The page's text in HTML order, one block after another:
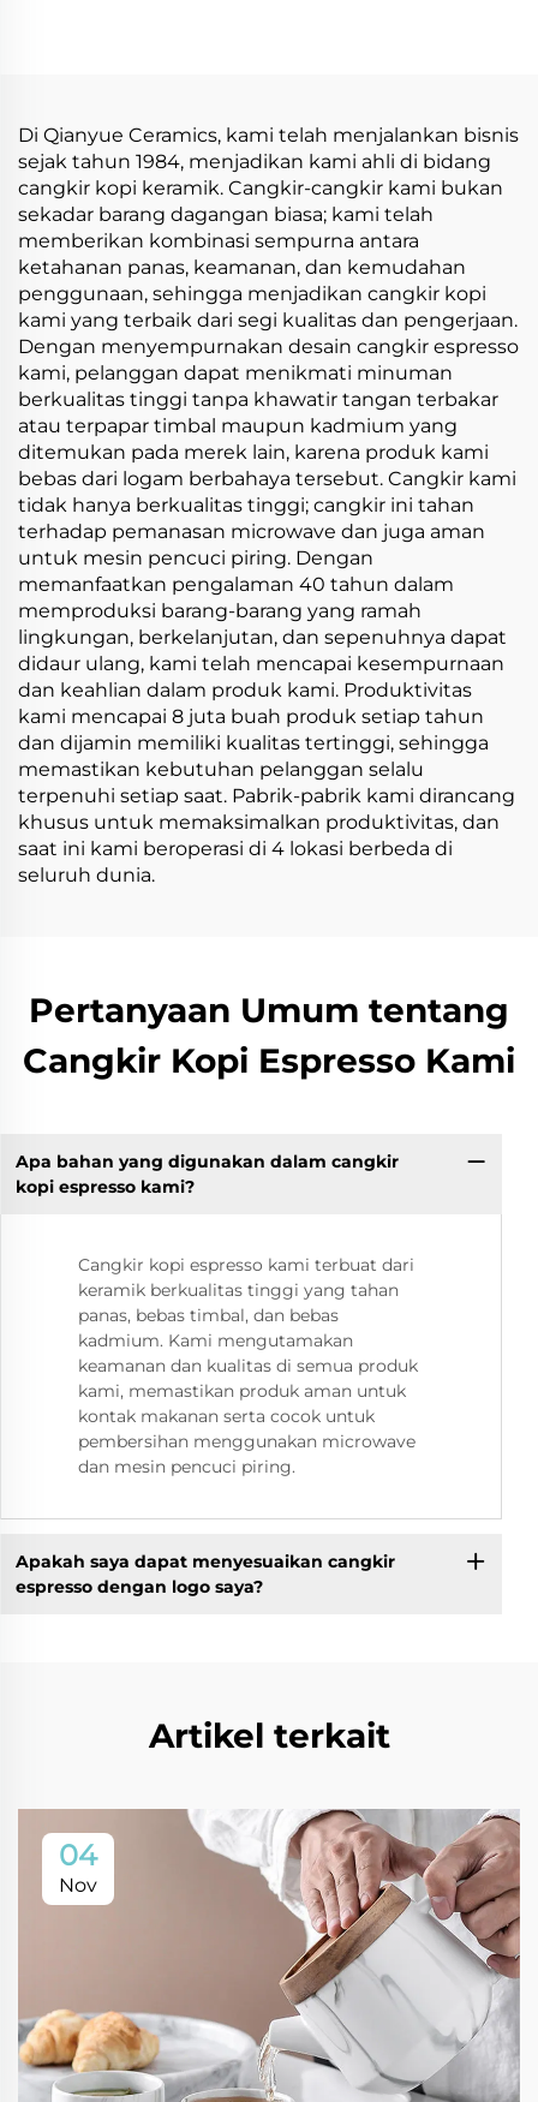
Promosi Teh Susu
Di Qianyue Ceramics, kami telah menjalankan bisnis
sejak tahun 1984, menjadikan kami ahli di bidang
cangkir kopi keramik. Cangkir-cangkir kami bukan
sekadar barang dagangan biasa; kami telah
memberikan kombinasi sempurna antara
ketahanan panas, keamanan, dan kemudahan
penggunaan, sehingga menjadikan cangkir kopi
kami yang terbaik dari segi kualitas dan pengerjaan.
Dengan menyempurnakan desain cangkir espresso
kami, pelanggan dapat menikmati minuman
berkualitas tinggi tanpa khawatir tangan terbakar
atau terpapar timbal maupun kadmium yang
ditemukan pada merek lain, karena produk kami
bebas dari logam berbahaya tersebut. Cangkir kami
tidak hanya berkualitas tinggi; cangkir ini tahan
terhadap pemanasan microwave dan juga aman
untuk mesin pencuci piring. Dengan
memanfaatkan pengalaman 40 tahun dalam
memproduksi barang-barang yang ramah
lingkungan, berkelanjutan, dan sepenuhnya dapat
didaur ulang, kami telah mencapai kesempurnaan
dan keahlian dalam produk kami. Produktivitas
kami mencapai 8 juta buah produk setiap tahun
dan dijamin memiliki kualitas tertinggi, sehingga
memastikan kebutuhan pelanggan selalu
terpenuhi setiap saat. Pabrik-pabrik kami dirancang
khusus untuk memaksimalkan produktivitas, dan
saat ini kami beroperasi di 4 lokasi berbeda di
seluruh dunia.
Pertanyaan Umum tentang
Cangkir Kopi Espresso Kami
Apa bahan yang digunakan dalam cangkir
kopi espresso kami?
Cangkir kopi espresso kami terbuat dari
keramik berkualitas tinggi yang tahan
panas, bebas timbal, dan bebas
kadmium. Kami mengutamakan
keamanan dan kualitas di semua produk
kami, memastikan produk aman untuk
kontak makanan serta cocok untuk
pembersihan menggunakan microwave
dan mesin pencuci piring.
Apakah saya dapat menyesuaikan cangkir
espresso dengan logo saya?
Artikel terkait
04
Nov